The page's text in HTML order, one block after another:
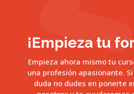
¡Empieza tu
Empieza ahora mismo tu
una profesión apasionante.
duda no dudes en ponerte